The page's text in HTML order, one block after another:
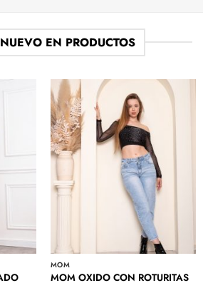
EN PRODUCTOS
MOM
MOM OXIDO CON ROTURITAS